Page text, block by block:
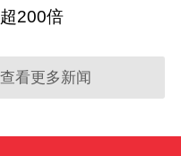
200倍
看更多新闻